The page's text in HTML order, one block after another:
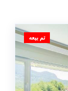
تم بيعه